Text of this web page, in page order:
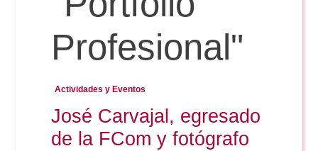
Reservas
Calendario Lectivo
Horarios
Profesional"
Actividades y Eventos
José Carvajal, egresado
de la FCom y fotógrafo